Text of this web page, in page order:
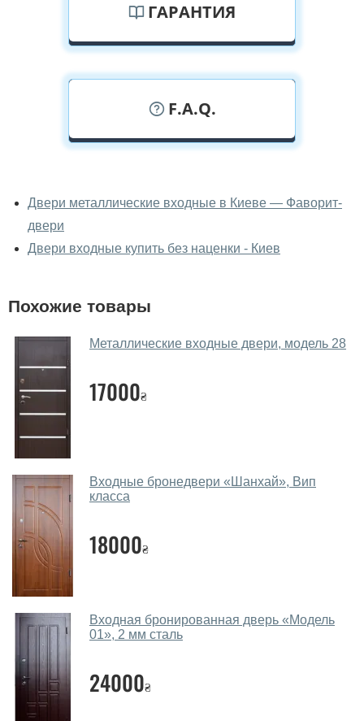
ГАРАНТИЯ
F.A.Q.
входные вживую?
Да, можно посмотреть двери входные в нашем
фирменном салоне-магазине.
Да, у нас большой выбор межкомнатных и входных
Помогаете ли вы выбрать двери
Да. Мы консультируем покупателей
через мессенджеры, онлайн чат или непосредственно
Какие двери входные посоветуете?
Наши рекомендации зависят от необходимых
параметров, Вашего бюджета и других факторов.
Подбор входных дверей ведется индивидуально для
каждого посетителя.
Да, делаем. Наши специалисты могут произвести
замер и консультацию на выезде. Каждый сотрудник
имеет с собой каталоги цветов и узоров. После
замера и консультации Вы можете оформить заявку
не посещая наш офис.
Двери металлические входные в Киеве — Фаворит-
двери
Двери входные купить без наценки - Киев
Похожие товары
Металлические входные двери, модель 28
17000₴
Входные бронедвери «Шанхай», Вип
класса
18000₴
Входная бронированная дверь «Модель
01», 2 мм сталь
24000₴